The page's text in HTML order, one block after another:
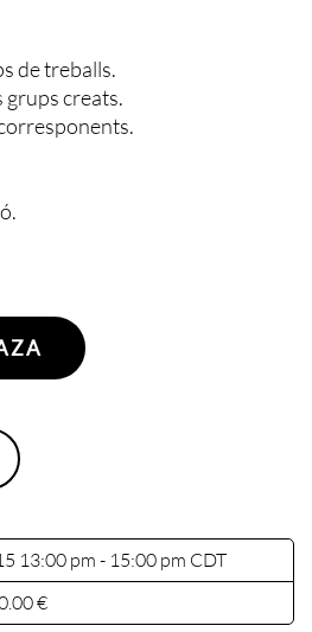
de treballs.
grups creats.
13:00 pm - 15:00 pm CDT
€